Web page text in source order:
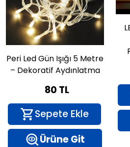
Peri Led Gün Işığı 5 Metre
– Dekoratif Aydınlatma
80 TL
Sepete Ekle
Ürüne Git